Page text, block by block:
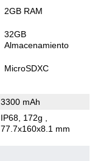
2GB RAM
32GB
Almacenamiento
MicroSDXC
3300 mAh
IP68, 172g
77.7x160x8.1 mm